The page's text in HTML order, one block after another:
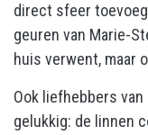
direct sfeer
geuren van Marie-
huis verwent, maar
Ook liefhebbers
gelukkig: de linnen